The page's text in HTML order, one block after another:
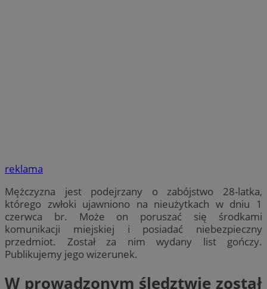
reklama
Mężczyzna jest podejrzany o zabójstwo 28-latka,
którego zwłoki ujawniono na nieużytkach w dniu 1
czerwca br. Może on poruszać się środkami
komunikacji miejskiej i posiadać niebezpieczny
przedmiot. Został za nim wydany list gończy.
Publikujemy jego wizerunek.
W prowadzonym śledztwie został